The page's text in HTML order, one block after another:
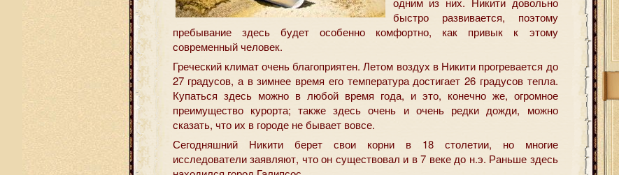
быстро развивается, поэтому
пребывание здесь будет особенно комфортно, как привык к этому
современный человек.
Греческий климат очень благоприятен. Летом воздух в Никити прогревается до
27 градусов, а в зимнее время его температура достигает 26 градусов тепла.
Купаться здесь можно в любой время года, и это, конечно же, огромное
преимущество курорта; также здесь очень и очень редки дожди, можно
сказать, что их в городе не бывает вовсе.
Сегодняшний Никити берет свои корни в 18 столетии, но многие
исследователи заявляют, что он существовал и в 7 веке до н.э. Раньше здесь